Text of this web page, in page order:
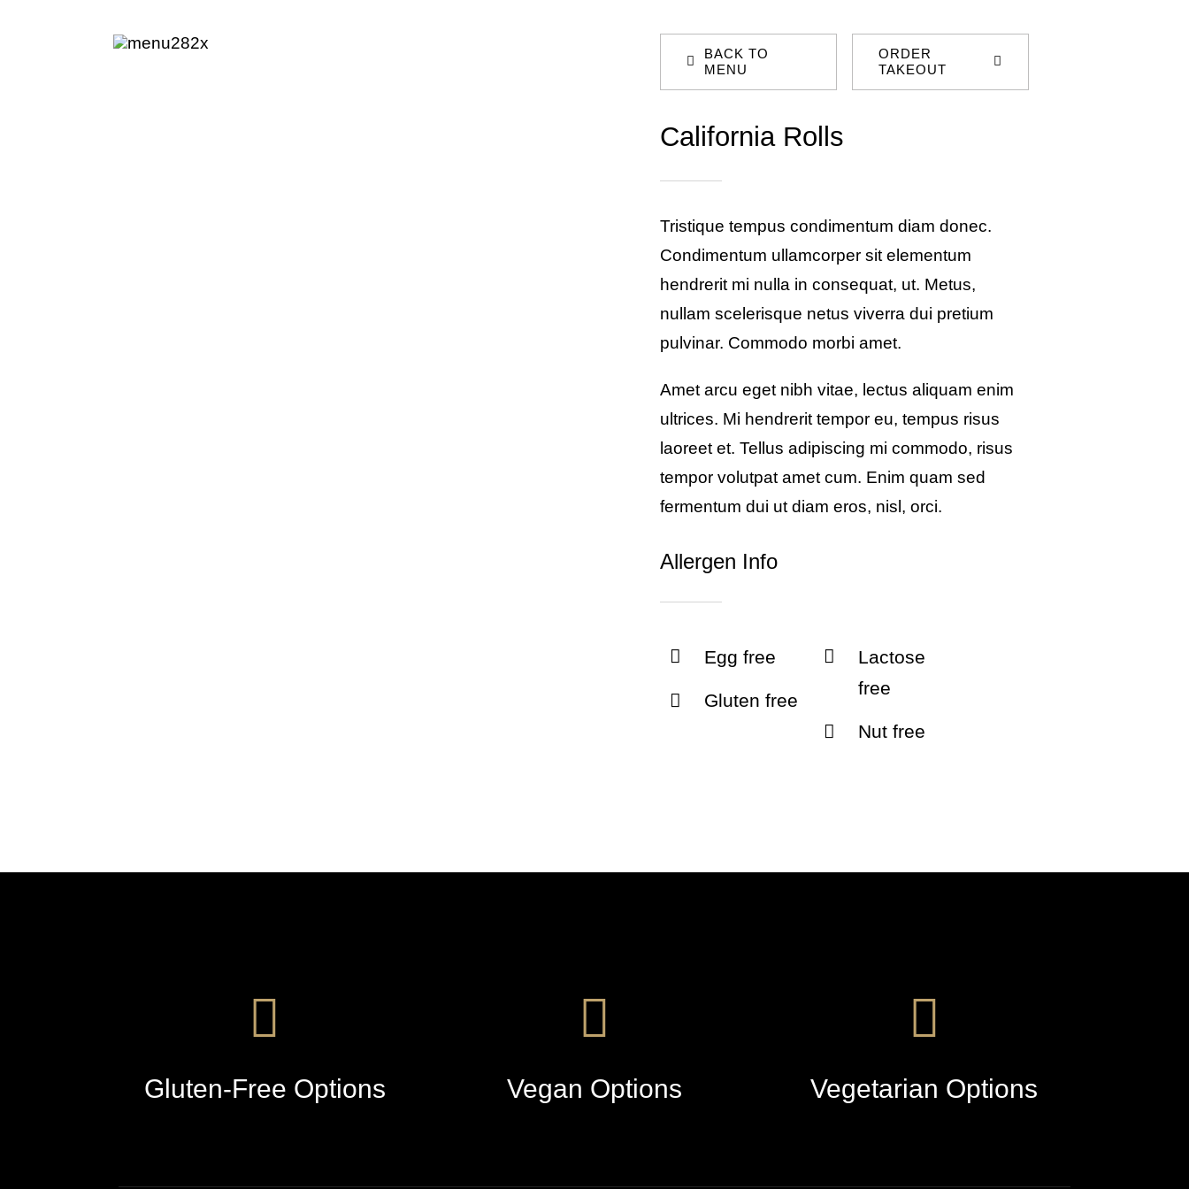
BACK TO
MENU
ORDER
TAKEOUT
California Rolls
Tristique tempus condimentum diam donec.
Condimentum ullamcorper sit elementum
hendrerit mi nulla in consequat, ut. Metus,
nullam scelerisque netus viverra dui pretium
pulvinar. Commodo morbi amet.
Amet arcu eget nibh vitae, lectus aliquam enim
ultrices. Mi hendrerit tempor eu, tempus risus
laoreet et. Tellus adipiscing mi commodo, risus
tempor volutpat amet cum. Enim quam sed
fermentum dui ut diam eros, nisl, orci.
Allergen Info
Egg free
Gluten free
Lactose
free
Nut free
Gluten-Free Options Vegan Options Vegetarian Options